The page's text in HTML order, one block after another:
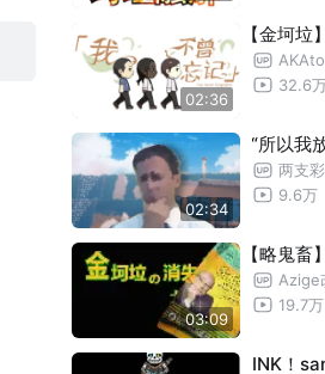
02:36
【金坷垃
32.6
02:34
“所以我
两支
9.6万
03:09
【略鬼畜
Azige
19.7万
INK！